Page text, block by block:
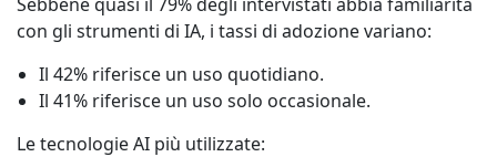
con gli strumenti di IA, i tassi di adozione variano:
Il 42% riferisce un uso quotidiano.
Il 41% riferisce un uso solo occasionale.
Le tecnologie AI più utilizzate: